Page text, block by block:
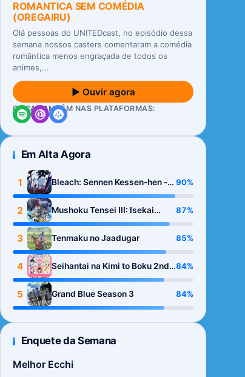
ROMANTICA SEM COMÉDIA
(OREGAIRU)
Olá pessoas do UNITEDcast, no episódio dessa
semana nossos casters comentaram a comédia
romântica menos engraçada de todos os
animes,…
▶ Ouvir agora
OUÇA TAMBÉM NAS PLATAFORMAS:
Em Alta Agora
1
Bleach: Sennen Kessen-hen -
Kashin-tan
90%
2
Mushoku Tensei III: Isekai
Ittara Honki Dasu
87%
3 Tenmaku no Jaadugar 85%
4
Seihantai na Kimi to Boku 2nd
Season
84%
5 Grand Blue Season 3 84%
Enquete da Semana
Melhor Ecchi